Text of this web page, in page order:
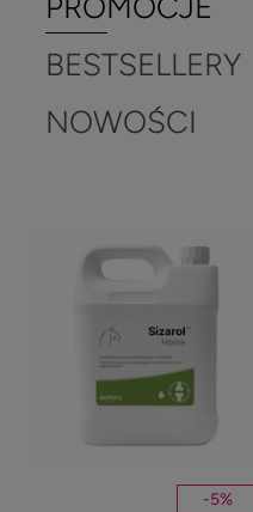
NOWOŚCI
BESTSELLERY
-5%